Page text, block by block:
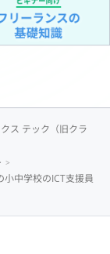
ス テック（旧クラ
小中学校のICT支援員